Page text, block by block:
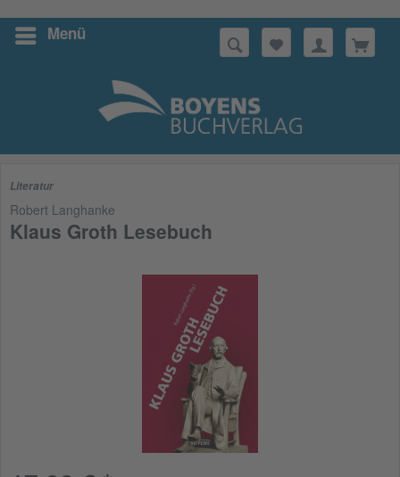
Menü
Literatur
Robert Langhanke
Klaus Groth Lesebuch